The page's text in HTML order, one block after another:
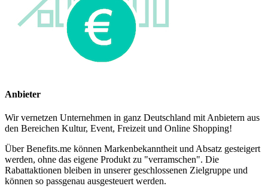
Anbieter
Wir vernetzen Unternehmen in ganz Deutschland mit Anbietern aus
den Bereichen Kultur, Event, Freizeit und Online Shopping!
Über Benefits.me können Markenbekanntheit und Absatz gesteigert
werden, ohne das eigene Produkt zu "verramschen". Die
Rabattaktionen bleiben in unserer geschlossenen Zielgruppe und
können so passgenau ausgesteuert werden.